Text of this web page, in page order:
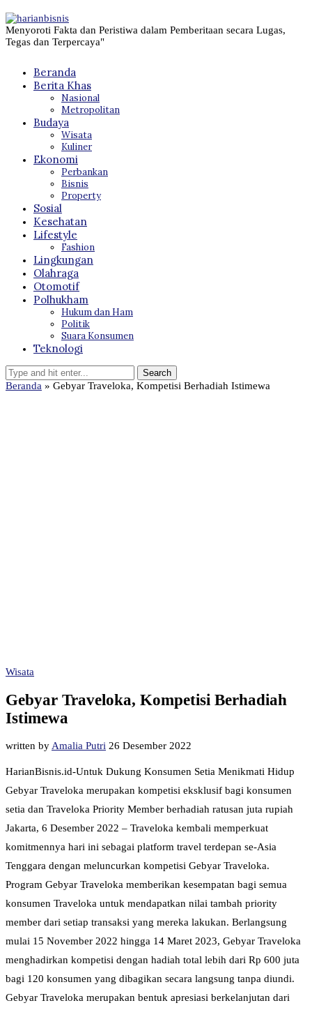
Menyoroti Fakta dan Peristiwa dalam Pemberitaan secara Lugas,
Tegas dan Terpercaya"
Beranda
Berita Khas
Nasional
Metropolitan
Budaya
Wisata
Kuliner
Ekonomi
Perbankan
Bisnis
Property
Sosial
Kesehatan
Lifestyle
Fashion
Lingkungan
Olahraga
Otomotif
Polhukham
Hukum dan Ham
Politik
Suara Konsumen
Teknologi
Beranda » Gebyar Traveloka, Kompetisi Berhadiah Istimewa
Wisata
Gebyar Traveloka, Kompetisi Berhadiah
Istimewa
written byAmalia Putri 26 Desember 2022
HarianBisnis.id-Untuk Dukung Konsumen Setia Menikmati Hidup
Gebyar Traveloka merupakan kompetisi eksklusif bagi konsumen
setia dan Traveloka Priority Member berhadiah ratusan juta rupiah
Jakarta, 6 Desember 2022 – Traveloka kembali memperkuat
komitmennya hari ini sebagai platform travel terdepan se-Asia
Tenggara dengan meluncurkan kompetisi Gebyar Traveloka.
Program Gebyar Traveloka memberikan kesempatan bagi semua
konsumen Traveloka untuk mendapatkan nilai tambah priority
member dari setiap transaksi yang mereka lakukan. Berlangsung
mulai 15 November 2022 hingga 14 Maret 2023, Gebyar Traveloka
menghadirkan kompetisi dengan hadiah total lebih dari Rp 600 juta
bagi 120 konsumen yang dibagikan secara langsung tanpa diundi.
Gebyar Traveloka merupakan bentuk apresiasi berkelanjutan dari